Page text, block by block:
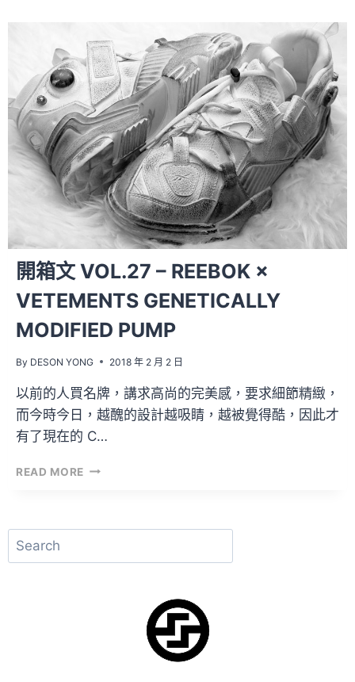
開箱文 VOL.27 – REEBOK ×
VETEMENTS GENETICALLY
MODIFIED PUMP
By DESON YONG 2018 年 2 月 2 日
以前的人買名牌，講求高尚的完美感，要求細節精緻，
而今時今日，越醜的設計越吸睛，越被覺得酷，因此才
有了現在的 C…
READ MORE 開
–
×
GENETICALLY
搜
尋